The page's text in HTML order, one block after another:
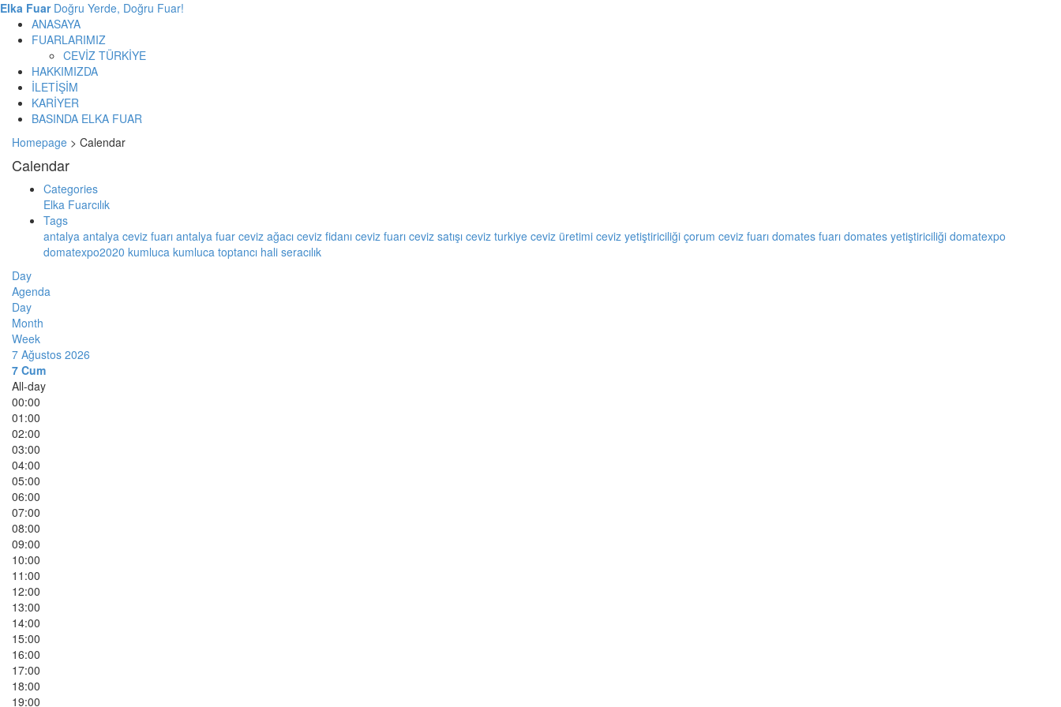
Elka Fuar Doğru Yerde, Doğru Fuar!
ANASAYA
FUARLARIMIZ
CEVİZ TÜRKİYE
HAKKIMIZDA
İLETİŞİM
KARİYER
BASINDA ELKA FUAR
Homepage > Calendar
Calendar
Categories
Elka Fuarcılık
Tags
antalya antalya ceviz fuarı antalya fuar ceviz ağacı ceviz fidanı ceviz fuarı ceviz satışı ceviz turkiye ceviz üretimi ceviz yetiştiriciliği çorum ceviz fuarı domates fuarı domates yetiştiriciliği domatexpo
domatexpo2020 kumluca kumluca toptancı hali seracılık
Day
Agenda
Day
Month
Week
7 Ağustos 2026
7 Cum
All-day
00:00
01:00
02:00
03:00
04:00
05:00
06:00
07:00
08:00
09:00
10:00
11:00
12:00
13:00
14:00
15:00
16:00
17:00
18:00
19:00